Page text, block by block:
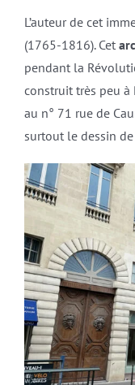
L’auteur de cet
(1765-1816). Cet
pendant la
construit très peu
au n° 71 rue de
surtout le dessin de